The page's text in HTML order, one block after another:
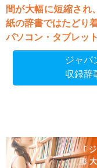
間が大幅に短縮され
紙の辞書ではたどり
パソコン・タブレッ
ジャパ
収録辞